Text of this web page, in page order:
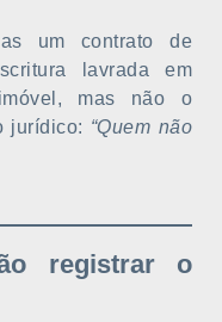
um contrato de
lavrada em
mas não o
jurídico: “Quem não
registrar o